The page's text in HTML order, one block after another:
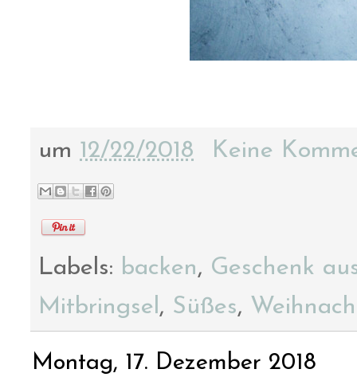
um 12/22/2018 Keine
Labels: backen, Geschenk
Mitbringsel, Süßes,
Montag, 17. Dezember 2018